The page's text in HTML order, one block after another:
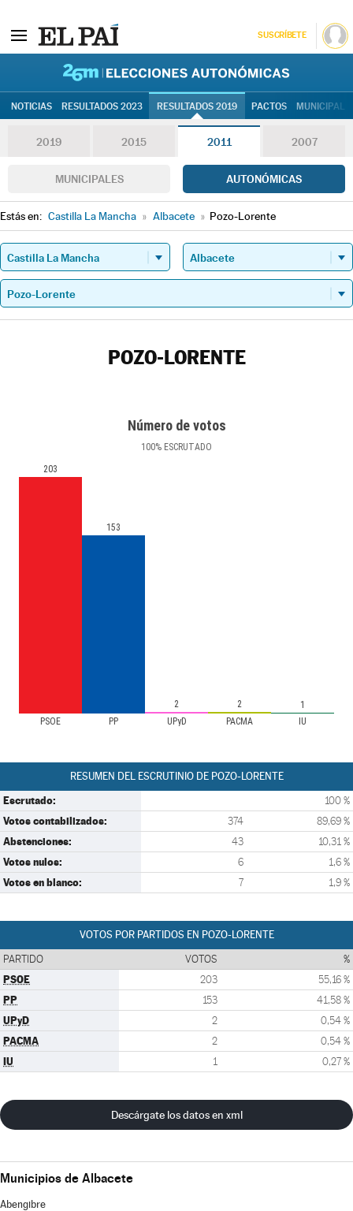
SUSCRÍBETE
NOTICIAS RESULTADOS 2023 RESULTADOS 2019 PACTOS
2019 2015 2011 2007
MUNICIPALES AUTONÓMICAS
Estás en: Castilla La Mancha » Albacete » Pozo-Lorente
POZO-LORENTE
Número de votos
100% ESCRUTADO
PSOE PP UPyD PACMA IU
203
153
2 2 1
RESUMEN DEL ESCRUTINIO DE POZO-LORENTE
Escrutado: 100 %
Votos contabilizados: 374 89,69 %
Abstenciones: 43 10,31 %
Votos nulos: 6 1,6 %
Votos en blanco: 7 1,9 %
VOTOS POR PARTIDOS EN POZO-LORENTE
PARTIDO VOTOS %
PSOE 203 55,16 %
PP 153 41,58 %
UPyD 2 0,54 %
PACMA 2 0,54 %
IU 1 0,27 %
Descárgate los datos en xml
Municipios de Albacete
Abengibre